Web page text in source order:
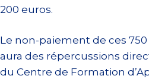
200 euros.
Le non-paiement de ces
aura des répercussions
du Centre de Formation